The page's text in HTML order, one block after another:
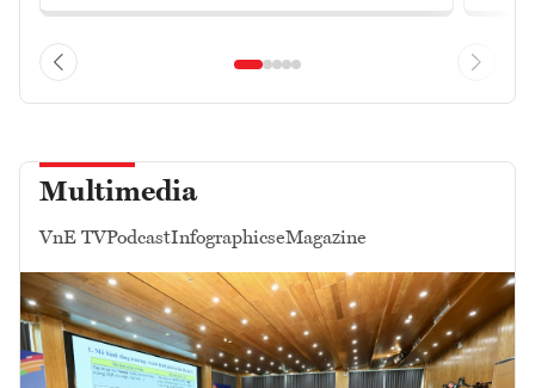
Multimedia
VnE TVPodcastInfographicseMagazine